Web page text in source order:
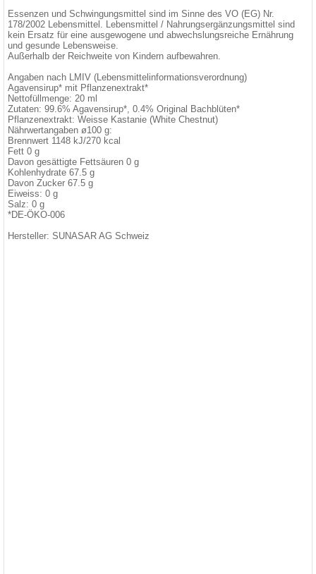
Essenzen und Schwingungsmittel sind im Sinne des VO (EG) Nr.
178/2002 Lebensmittel. Lebensmittel / Nahrungsergänzungsmittel sind
kein Ersatz für eine ausgewogene und abwechslungsreiche Ernährung
und gesunde Lebensweise.
Außerhalb der Reichweite von Kindern aufbewahren.
Angaben nach LMIV (Lebensmittelinformationsverordnung)
Agavensirup* mit Pflanzenextrakt*
Nettofüllmenge: 20 ml
Zutaten: 99.6% Agavensirup*, 0.4% Original Bachblüten*
Pflanzenextrakt: Weisse Kastanie (White Chestnut)
Nährwertangaben ø100 g:
Brennwert 1148 kJ/270 kcal
Fett 0 g
Davon gesättigte Fettsäuren 0 g
Kohlenhydrate 67.5 g
Davon Zucker 67.5 g
Eiweiss: 0 g
Salz: 0 g
*DE-ÖKO-006
Hersteller: SUNASAR AG Schweiz